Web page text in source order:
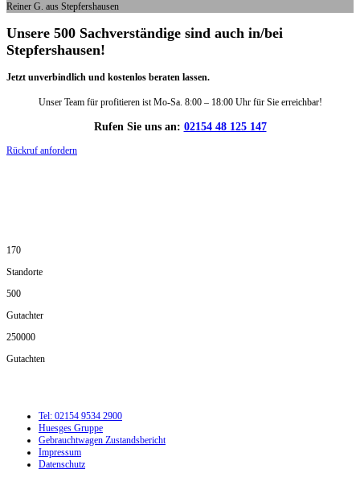
Reiner G. aus Stepfershausen
Unsere 500 Sachverständige sind auch in/bei
Stepfershausen!
Jetzt unverbindlich und kostenlos beraten lassen.
Unser Team für profitieren ist Mo-Sa. 8:00 – 18:00 Uhr für Sie erreichbar!
Rufen Sie uns an: 02154 48 125 147
Rückruf anfordern
170
Standorte
500
Gutachter
250000
Gutachten
Tel: 02154 9534 2900
Huesges Gruppe
Gebrauchtwagen Zustandsbericht
Impressum
Datenschutz